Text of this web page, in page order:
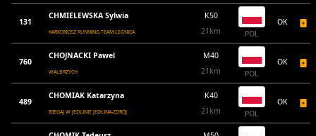
131
CHMIELEWSKA Sylwia
KARKONOSZ RUNNING TEAM LEGNICA
K50
21km
POL
OK
760
CHOJNACKI Pawel
WALBRZYCH
M40
21km
POL
OK
489
CHOMIAK Katarzyna
BIEGAJ W JEDLINIE JEDLINA-ZDRÓJ
K40
21km
POL
OK